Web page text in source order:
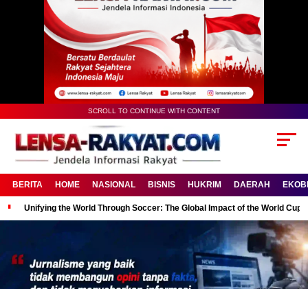
SCROLL TO CONTINUE WITH CONTENT
BERITA HOME NASIONAL BISNIS HUKRIM DAERAH
Unifying the World Through Soccer: The Global Impact of the World Cup